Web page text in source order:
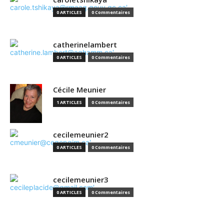
0 ARTICLES 0 Commentaires
catherinelambert
0 ARTICLES 0 Commentaires
Cécile Meunier
1 ARTICLES 0 Commentaires
cecilemeunier2
0 ARTICLES 0 Commentaires
cecilemeunier3
0 ARTICLES 0 Commentaires